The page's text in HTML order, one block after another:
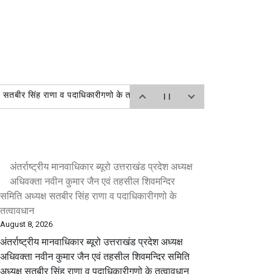
सिंह राणा व पदाधिकारीगणो के तत्वावधान
AUGUST 8,
प्रसाद वितरितAUGUST 8, 2026
8, 2026
शास्त्री 9719598850AUGUST 8, 2026
अंतर्राष्ट्रीय मानवाधिकार ब्यूरो उत्तराखंड प्रदेश अध्यक्ष
अधिवक्ता नवीन कुमार जैन एवं तहसील शिवमन्दिर
समिति अध्यक्ष सतबीर सिंह राणा व पदाधिकारीगणो के
तत्वावधान
August 8, 2026
अंतर्राष्ट्रीय मानवाधिकार ब्यूरो उत्तराखंड प्रदेश अध्यक्ष
अधिवक्ता नवीन कुमार जैन एवं तहसील शिवमन्दिर समिति
अध्यक्ष सतबीर सिंह राणा व पदाधिकारीगणो के तत्वावधान